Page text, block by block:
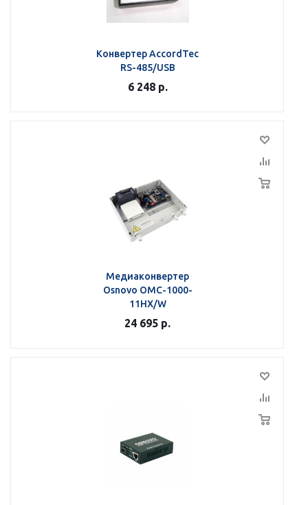
Конвертер AccordTec
RS-485/USB
6 248р.
Медиаконвертер
Osnovo OMC-1000-
11HX/W
24 695 р.